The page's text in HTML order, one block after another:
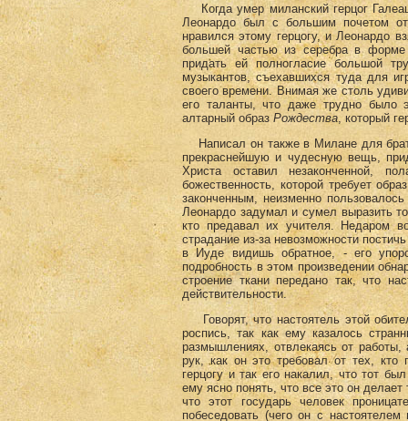
Когда умер миланский герцог
Леонардо был с большим почетом
нравился этому герцогу, и Леонардо
большей частью из серебра в
придать ей полногласие большой
музыкантов, съехавшихся туда для
своего времени. Внимая же столь
его таланты, что даже трудно было
алтарный образ Рождества , который
Написал он также в Милане для
прекраснейшую и чудесную вещь,
Христа оставил незаконченной,
божественность, которой требует
законченным, неизменно
Леонардо задумал и сумел выразить
кто предавал их учителя. Недаром
страдание из-за невозможности
в Иуде видишь обратное, - его
подробность в этом произведении
строение ткани передано так, что
действительности.
Говорят, что настоятель этой
роспись, так как ему казалось
размышлениях, отвлекаясь от
рук, как он это требовал от тех,
герцогу и так его накалил, что тот
ему ясно понять, что все это он
что этот государь человек
побеседовать (чего он с